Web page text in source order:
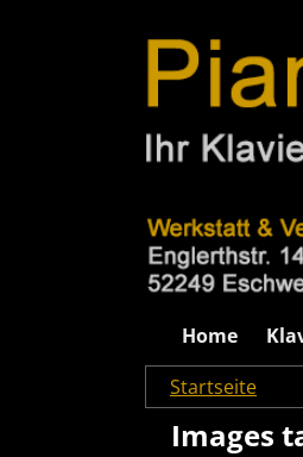
Home
Startseite
Images